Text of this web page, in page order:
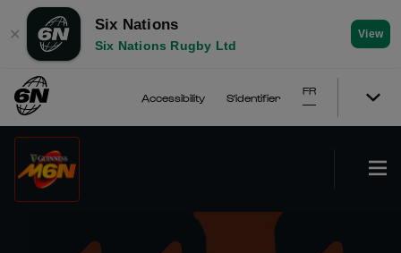
✕
Six Nations
Six Nations Rugby Ltd
View
Accessibility S'identifier
FR